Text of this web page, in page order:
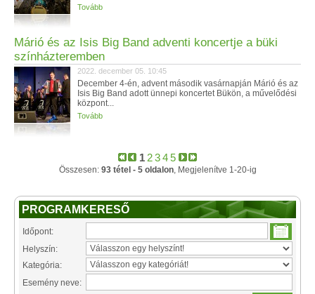
Tovább
Márió és az Isis Big Band adventi koncertje a büki
színházteremben
2022. december 05. 10:45
December 4-én, advent második vasárnapján Márió és az
Isis Big Band adott ünnepi koncertet Bükön, a művelődési
központ...
Tovább
1 2345
Összesen: 93 tétel - 5 oldalon, Megjelenítve 1-20-ig
PROGRAMKERESŐ
Időpont:
Helyszín:
Kategória:
Esemény neve: